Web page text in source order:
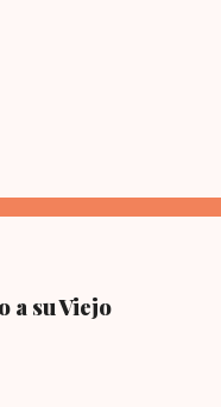
a su Viejo